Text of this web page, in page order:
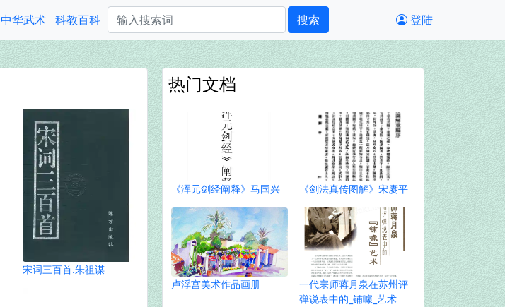
中华武术 科教百科 搜索 登陆
宋词三百首.朱祖谋
热门文档
《浑元剑经阐释》马国兴 《剑法真传图解》宋赓平
卢浮宫美术作品画册
一代宗师蒋月泉在苏州评
弹说表中的_铺噱_艺术